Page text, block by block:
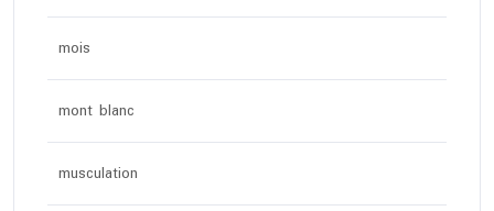
mois
mont blanc
musculation